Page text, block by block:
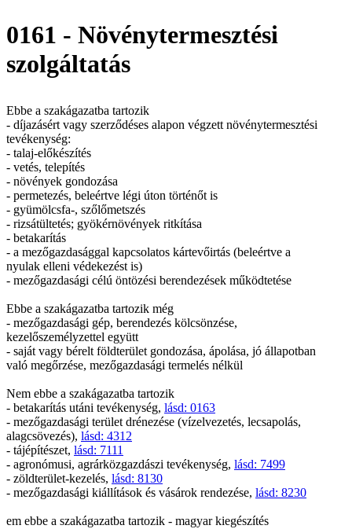
0161 - Növénytermesztési
szolgáltatás
Ebbe a szakágazatba tartozik
- díjazásért vagy szerződéses alapon végzett növénytermesztési
tevékenység:
- talaj-előkészítés
- vetés, telepítés
- növények gondozása
- permetezés, beleértve légi úton történőt is
- gyümölcsfa-, szőlőmetszés
- rizsátültetés; gyökérnövények ritkítása
- betakarítás
- a mezőgazdasággal kapcsolatos kártevőirtás (beleértve a
nyulak elleni védekezést is)
- mezőgazdasági célú öntözési berendezések működtetése
Ebbe a szakágazatba tartozik még
- mezőgazdasági gép, berendezés kölcsönzése,
kezelőszemélyzettel együtt
- saját vagy bérelt földterület gondozása, ápolása, jó állapotban
való megőrzése, mezőgazdasági termelés nélkül
Nem ebbe a szakágazatba tartozik
- betakarítás utáni tevékenység, lásd: 0163
- mezőgazdasági terület drénezése (vízelvezetés, lecsapolás,
alagcsövezés), lásd: 4312
- tájépítészet, lásd: 7111
- agronómusi, agrárközgazdászi tevékenység, lásd: 7499
- zöldterület-kezelés, lásd: 8130
- mezőgazdasági kiállítások és vásárok rendezése, lásd: 8230
em ebbe a szakágazatba tartozik - magyar kiegészítés